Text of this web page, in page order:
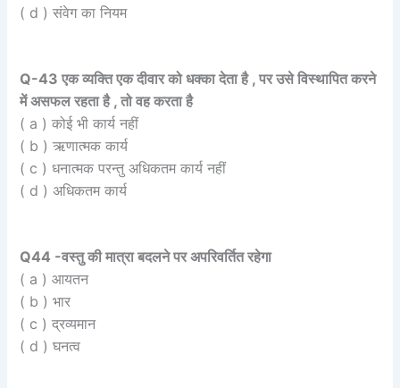
( d ) संवेग का नियम
Q-43 एक व्यक्ति एक दीवार को धक्का देता है , पर उसे विस्थापित करने
में असफल रहता है , तो वह करता है
( a ) कोई भी कार्य नहीं
( b ) ऋणात्मक कार्य
( c ) धनात्मक परन्तु अधिकतम कार्य नहीं
( d ) अधिकतम कार्य
Q44 -वस्तु की मात्रा बदलने पर अपरिवर्तित रहेगा
( a ) आयतन
( b ) भार
( c ) द्रव्यमान
( d ) घनत्व